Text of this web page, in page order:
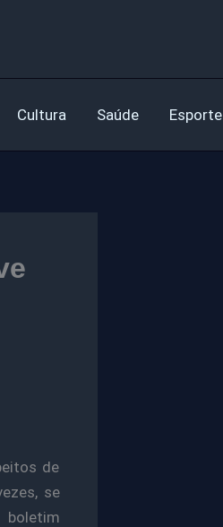
Cultura Saúde Esporte
de
se
boletim